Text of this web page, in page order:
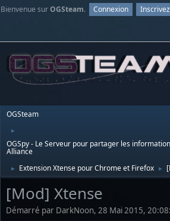
Bienvenue surOGSteam. Connexion
OGSteam
►
OGSpy - Le Serveur pour partager les
Alliance
► Extension Xtense pour Chrome et Firefox ►
[Mod] Xtense
Démarré par DarkNoon, 28 Mai 2015,